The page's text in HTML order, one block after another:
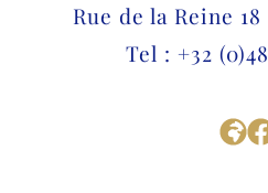
Rue de la Reine
Tel : +32